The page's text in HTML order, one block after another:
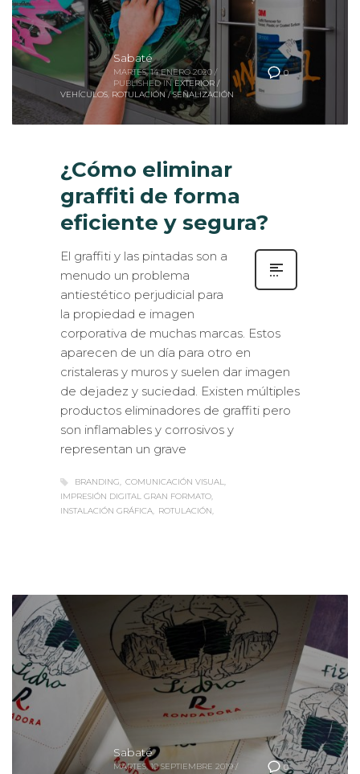
0
Sabaté
MARTES, 14 ENERO 2020
PUBLISHED IN EXTERIOR /
VEHÍCULOS
ROTULACIÓN / SEÑALIZACIÓN
¿Cómo eliminar
graffiti de forma
eficiente y segura?
menudo un problema
antiestético perjudicial para
la propiedad e imagen
corporativa de muchas marcas. Estos
aparecen de un día para otro en
cristaleras y muros y suelen dar imagen
de dejadez y suciedad. Existen múltiples
productos eliminadores de graffiti pero
son inflamables y corrosivos y
representan un grave
IMPRESIÓN DIGITAL GRAN FORMATO
INSTALACIÓN GRÁFICA ROTULACIÓN
0
Sabaté
MARTES, 10 SEPTIEMBRE 2019 /
PUBLISHED IN CASOS DE ÉXITO